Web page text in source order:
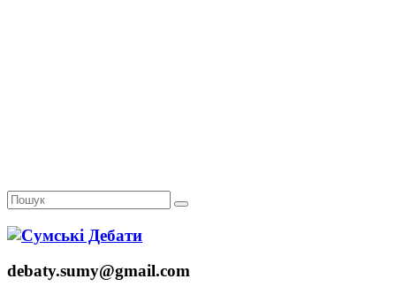
debaty.sumy@gmail.com